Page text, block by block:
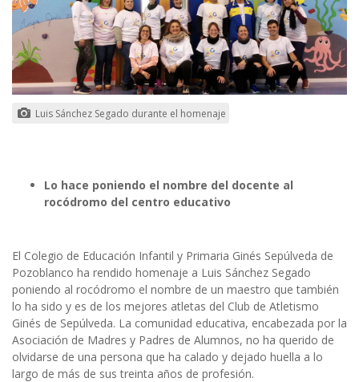
Luis Sánchez Segado durante el homenaje
Lo hace poniendo el nombre del docente al
rocódromo del centro educativo
El Colegio de Educación Infantil y Primaria Ginés Sepúlveda de
Pozoblanco ha rendido homenaje a Luis Sánchez Segado
poniendo al rocódromo el nombre de un maestro que también
lo ha sido y es de los mejores atletas del Club de Atletismo
Ginés de Sepúlveda. La comunidad educativa, encabezada por la
Asociación de Madres y Padres de Alumnos, no ha querido de
olvidarse de una persona que ha calado y dejado huella a lo
largo de más de sus treinta años de profesión.